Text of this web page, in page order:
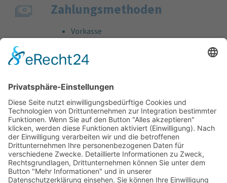
Zahlungs­methoden
Vorkasse
Bankeinzug
Kreditkarte (VISA & MasterCard)
Support
Kostenlose Beratung vor und nach dem
Kauf!
Qualität